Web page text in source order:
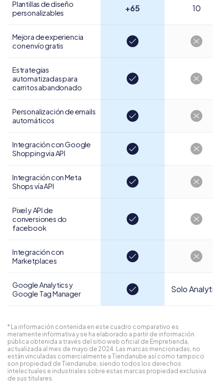
Plantillas de diseño
personalizables
+65 10
Mejora de experiencia
con envío gratis
Estrategias
automatizadas para
carritos abandonado
Personalización deemails
automáticos
Integración con Google
Shopping via API
Integración conMeta
Shops vía API
Pixel y API de
conversiones do
facebook
Integración con
Marketplaces
Google Analytics y
Google Tag Manager
Solo
* La información contenida en este cuadro comparativo es
meramente informativa y se ha elaborado a partir de información
pública obtenida a través del sitio web oficial de Empretienda,
actualizada al mes de mayo de 2024. Las marcas mencionadas, no
están vinculadas comercialmente a Tiendanube así como tampoco
son propiedad de Tiendanube, siendo todos los derechos
intelectuales e industriales sobre estas marcas propiedad exclusiva
de sus titulares.